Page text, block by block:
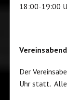
18:00-19:00
Der
Uhr statt.